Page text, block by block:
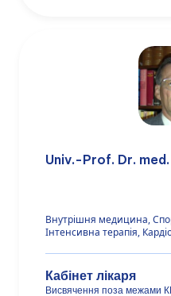
Univ.-Prof. Dr.
Внутрішня медицина,
Iнтенсивна терапія,
Кабінет лікаря
Висвячення поза межами